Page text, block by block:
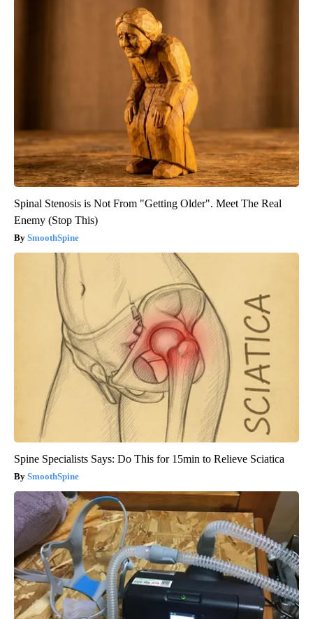
Spinal Stenosis is Not From "Getting Older". Meet The Real
Enemy (Stop This)
SmoothSpine
Spine Specialists Says: Do This for 15min to Relieve Sciatica
SmoothSpine